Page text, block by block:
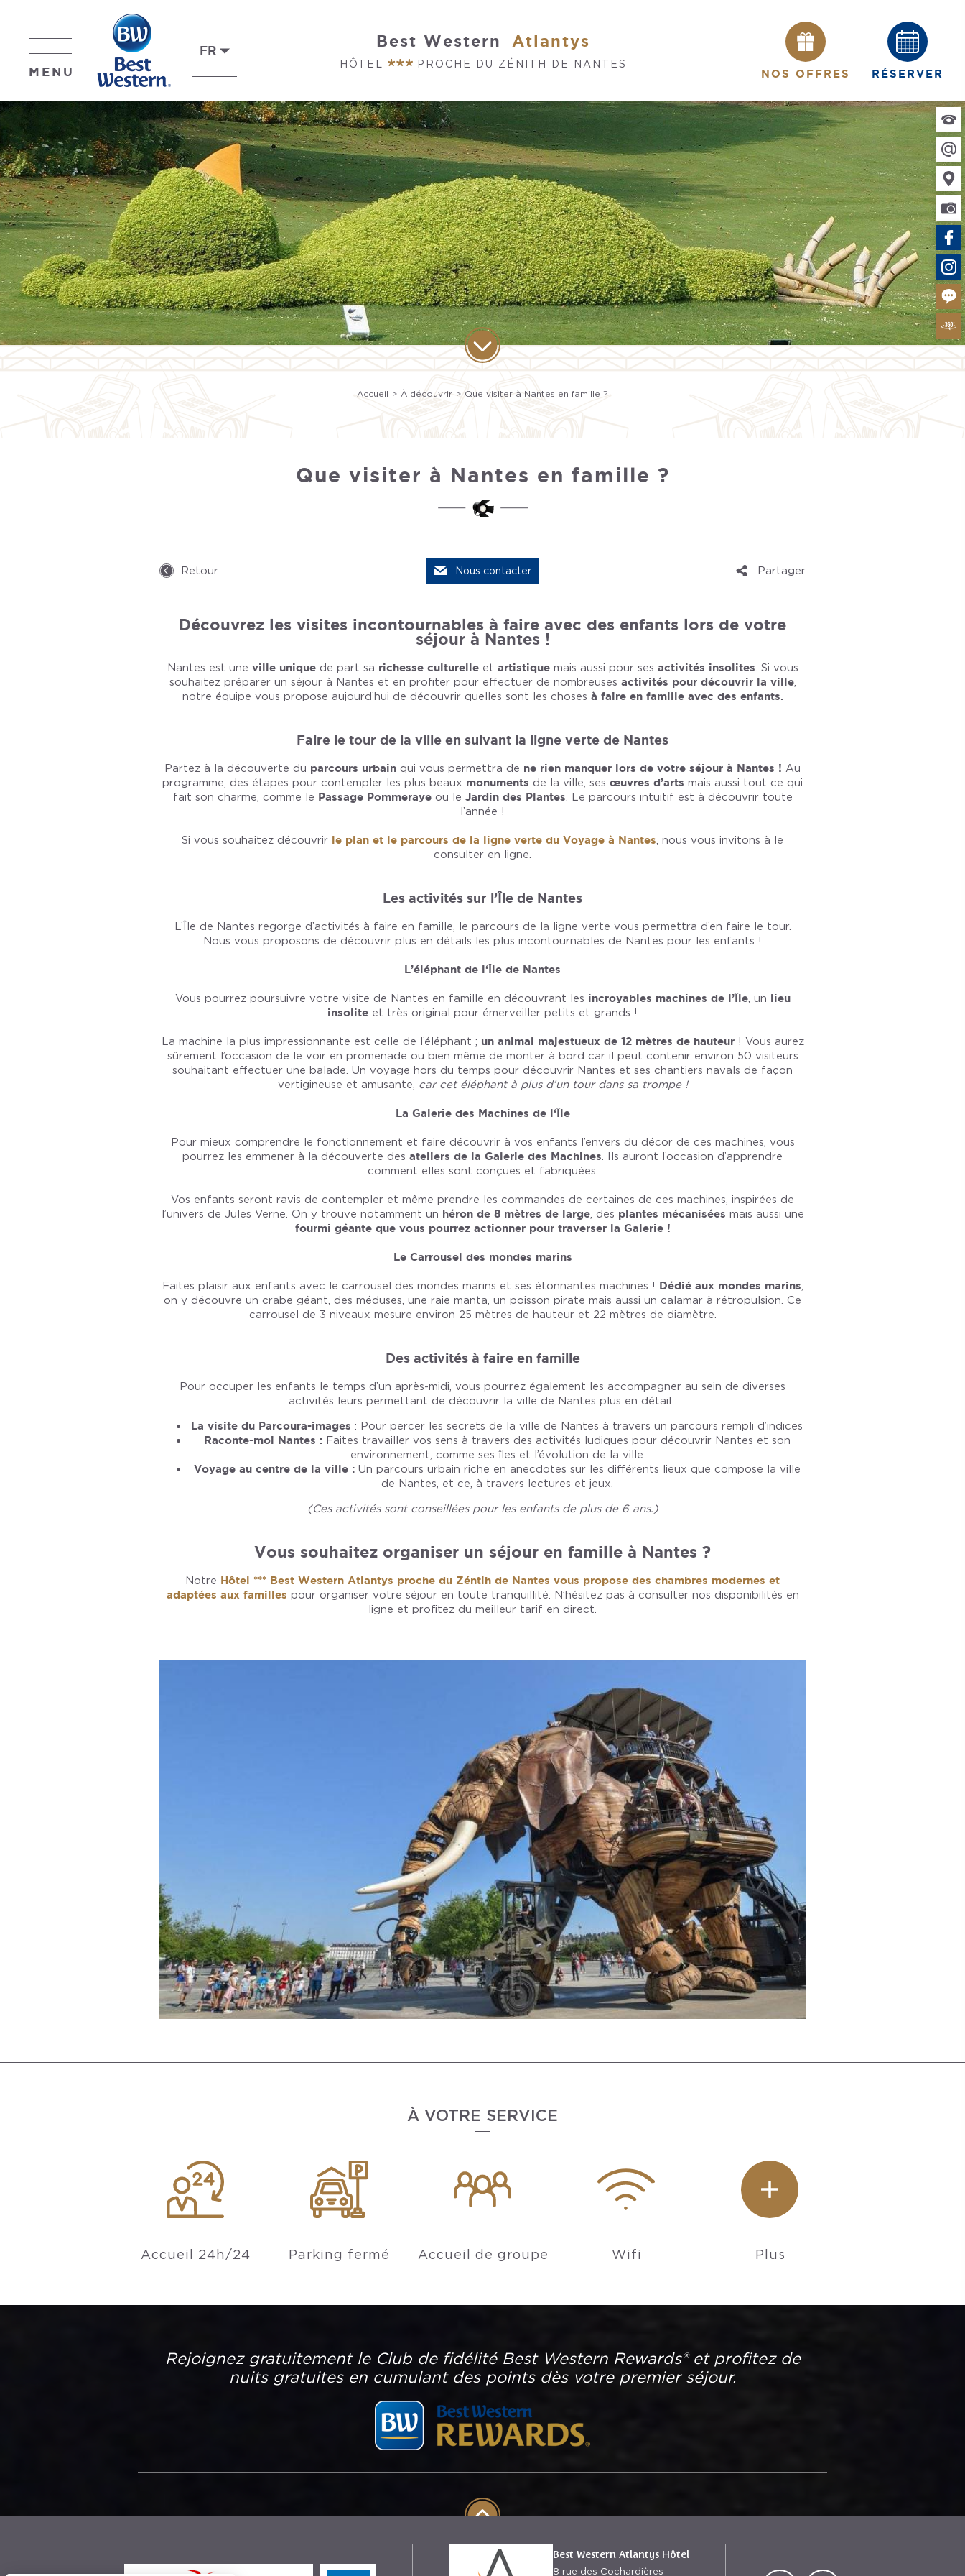
MENU
FR
Best Western Atlantys
HÔTEL PROCHE DU ZÉNITH DE NANTES
NOS OFFRES RÉSERVER
Accueil À découvrir Que visiter à Nantes en famille ?
Que visiter à Nantes en famille ?
Retour Partager
Nous contacter
Découvrez les visites incontournables à faire avec des enfants lors de votre
séjour à Nantes !
Nantes est une ville uniquede part sa richesse culturelleet artistiquemais aussi pour ses activités insolites. Si vous
souhaitez préparer un séjour à Nantes et en profiter pour effectuer de nombreuses activités pour découvrir la ville,
notre équipe vous propose aujourd’hui de découvrir quelles sont les choses à faire en famille avec des enfants.
Faire le tour de la ville en suivant la ligne verte de Nantes
Partez à la découverte du parcours urbain qui vous permettra de ne rien manquer lors de votre séjour à Nantes ! Au
programme, des étapes pour contempler les plus beaux monuments de la ville, ses œuvres d’arts mais aussi tout ce qui
fait son charme, comme le Passage Pommeraye ou le Jardin des Plantes. Le parcours intuitif est à découvrir toute
l’année !
Si vous souhaitez découvrir le plan et le parcours de la ligne verte du Voyage à Nantes, nous vous invitons à le
consulter en ligne.
Les activités sur l’Île de Nantes
L’Île de Nantes regorge d’activités à faire en famille, le parcours de la ligne verte vous permettra d’en faire le tour.
Nous vous proposons de découvrir plus en détails les plus incontournables de Nantes pour les enfants !
L’éléphant de l‘Île de Nantes
Vous pourrez poursuivre votre visite de Nantes en famille en découvrant les incroyables machines de l’Île, un lieu
insolite et très original pour émerveiller petits et grands !
La machine la plus impressionnante est celle de l’éléphant ; un animal majestueux de 12 mètres de hauteur! Vous aurez
sûrement l’occasion de le voir en promenade ou bien même de monter à bord car il peut contenir environ 50 visiteurs
souhaitant effectuer une balade. Un voyage hors du temps pour découvrir Nantes et ses chantiers navals de façon
vertigineuse et amusante, car cet éléphant à plus d’un tour dans sa trompe !
La Galerie des Machines de l‘Île
Pour mieux comprendre le fonctionnement et faire découvrir à vos enfants l’envers du décor de ces machines, vous
pourrez les emmener à la découverte des ateliers de la Galerie des Machines. Ils auront l’occasion d’apprendre
comment elles sont conçues et fabriquées.
Vos enfants seront ravis de contempler et même prendre les commandes de certaines de ces machines, inspirées de
l’univers de Jules Verne. On y trouve notamment un héron de 8 mètres de large, des plantes mécanisées mais aussi une
fourmi géante que vous pourrez actionner pour traverser la Galerie !
Le Carrousel des mondes marins
Faites plaisir aux enfants avec le carrousel des mondes marins et ses étonnantes machines ! Dédié aux mondes marins,
on y découvre un crabe géant, des méduses, une raie manta, un poisson pirate mais aussi un calamar à rétropulsion. Ce
carrousel de 3 niveaux mesure environ 25 mètres de hauteur et 22 mètres de diamètre.
Des activités à faire en famille
Pour occuper les enfants le temps d’un après-midi, vous pourrez également les accompagner au sein de diverses
activités leurs permettant de découvrir la ville de Nantes plus en détail :
La visite du Parcoura-images : Pour percer les secrets de la ville de Nantes à travers un parcours rempli d’indices
Raconte-moi Nantes : Faites travailler vos sens à travers des activités ludiques pour découvrir Nantes et son
environnement, comme ses îles et l’évolution de la ville
Voyage au centre de la ville : Un parcours urbain riche en anecdotes sur les différents lieux que compose la ville
de Nantes, et ce, à travers lectures et jeux.
(Ces activités sont conseillées pour les enfants de plus de 6 ans.)
Vous souhaitez organiser un séjour en famille à Nantes ?
Notre Hôtel *** Best Western Atlantys proche du Zéntih de Nantes vous propose des chambres modernes et
adaptées aux familles pour organiser votre séjour en toute tranquillité. N’hésitez pas à consulter nos disponibilités en
ligne et profitez du meilleur tarif en direct.
À VOTRE SERVICE
Accueil 24h/24 Parking fermé Accueil de groupe Wifi Plus
Rejoignez gratuitement le Club de fidélité Best Western Rewards® et profitez de
nuits gratuites en cumulant des points dès votre premier séjour.
Best Western Atlantys Hôtel
8 rue des Cochardières